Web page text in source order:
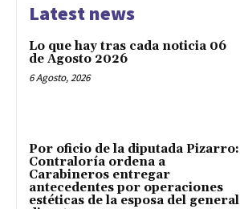
Latest news
Lo que hay tras cada noticia 06
de Agosto 2026
6 Agosto, 2026
Por oficio de la diputada Pizarro:
Contraloría ordena a
Carabineros entregar
antecedentes por operaciones
estéticas de la esposa del general